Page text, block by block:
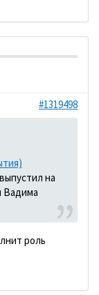
#1319498
на
Вадима
роль